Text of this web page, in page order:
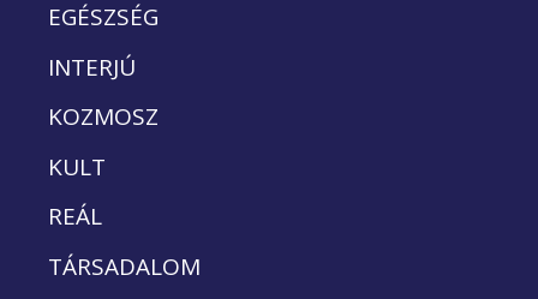
EGÉSZSÉG
INTERJÚ
KOZMOSZ
KULT
REÁL
TÁRSADALOM